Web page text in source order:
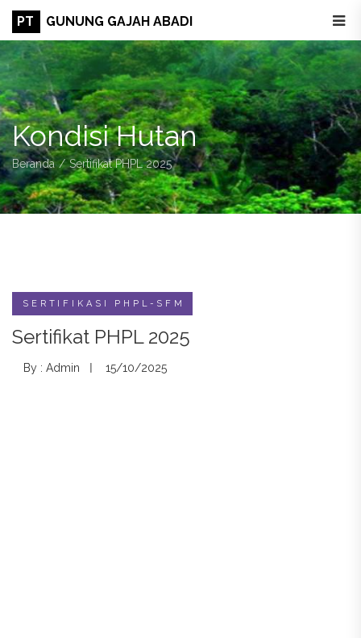
PT GUNUNG GAJAH ABADI
Kondisi Hutan
Beranda Sertifikat PHPL 2025
SERTIFIKASI PHPL-SFM
Sertifikat PHPL 2025
By : Admin 15/10/2025